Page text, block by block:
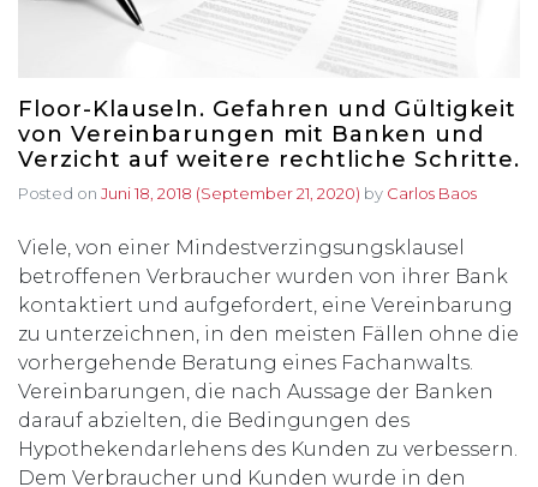
Floor-Klauseln. Gefahren und Gültigkeit
von Vereinbarungen mit Banken und
Verzicht auf weitere rechtliche Schritte.
Posted on Juni 18, 2018 (September 21, 2020) by Carlos Baos
Viele, von einer Mindestverzingsungsklausel
betroffenen Verbraucher wurden von ihrer Bank
kontaktiert und aufgefordert, eine Vereinbarung
zu unterzeichnen, in den meisten Fällen ohne die
vorhergehende Beratung eines Fachanwalts.
Vereinbarungen, die nach Aussage der Banken
darauf abzielten, die Bedingungen des
Hypothekendarlehens des Kunden zu verbessern.
Dem Verbraucher und Kunden wurde in den